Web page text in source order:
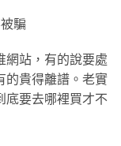
騙
網站，有的說要處
的貴得離譜。老實
底要去哪裡買才不